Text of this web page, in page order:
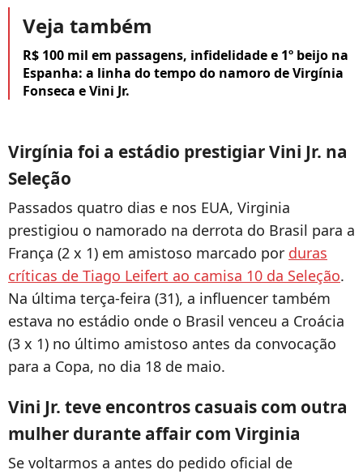
Veja também
R$ 100 mil em passagens, infidelidade e 1º beijo na
Espanha: a linha do tempo do namoro de Virgínia
Fonseca e Vini Jr.
Virgínia foi a estádio prestigiar Vini Jr. na
Seleção
Passados quatro dias e nos EUA, Virginia
prestigiou o namorado na derrota do Brasil para a
França (2 x 1) em amistoso marcado por duras
críticas de Tiago Leifert ao camisa 10 da Seleção.
Na última terça-feira (31), a influencer também
estava no estádio onde o Brasil venceu a Croácia
(3 x 1) no último amistoso antes da convocação
para a Copa, no dia 18 de maio.
Vini Jr. teve encontros casuais com outra
mulher durante affair com Virginia
Se voltarmos a antes do pedido oficial de